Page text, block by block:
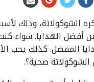
الشوكولاتة، وذلك
أفضل الهدايا. سواء
المفضل. كذلك يحب
صحية؟.